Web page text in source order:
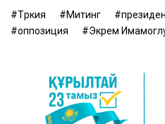
Түркия Митинг
оппозиция
Экрем